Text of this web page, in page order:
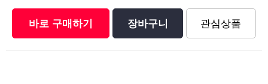
바로 구매하기 장바구니 관심상품